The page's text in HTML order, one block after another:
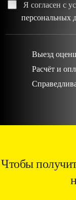
Я согласен с
персональных
Выезд
Расчёт и
Чтобы